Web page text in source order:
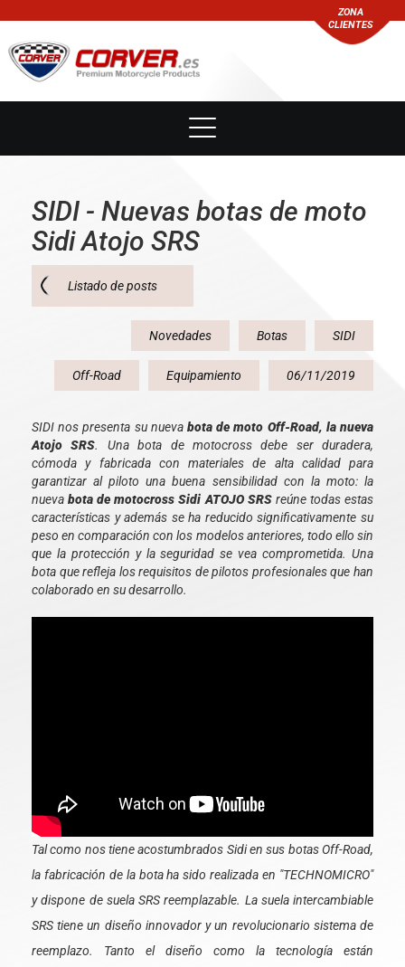
ZONA
CLIENTES
SIDI - Nuevas botas de moto
Sidi Atojo SRS
Listado de posts
Novedades Botas SIDI
Off-Road Equipamiento 06/11/2019
SIDI nos presenta su nueva bota de moto Off-Road, la nueva
Atojo SRS. Una bota de motocross debe ser duradera,
cómoda y fabricada con materiales de alta calidad para
garantizar al piloto una buena sensibilidad con la moto: la
nueva bota de motocross Sidi ATOJO SRSreúne todas estas
características y además se ha reducido significativamente su
peso en comparación con los modelos anteriores, todo ello sin
que la protección y la seguridad se vea comprometida. Una
bota que refleja los requisitos de pilotos profesionales que han
colaborado en su desarrollo.
Tal como nos tiene acostumbrados Sidi en sus botas Off-Road,
la fabricación de la bota ha sido realizada en "TECHNOMICRO"
y dispone de suela SRS reemplazable. La suela intercambiable
SRS tiene un diseño innovador y un revolucionario sistema de
reemplazo. Tanto el diseño como la tecnología están